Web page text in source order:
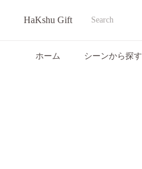
missing:HaKshu Gift Search
ホーム シーンから探す